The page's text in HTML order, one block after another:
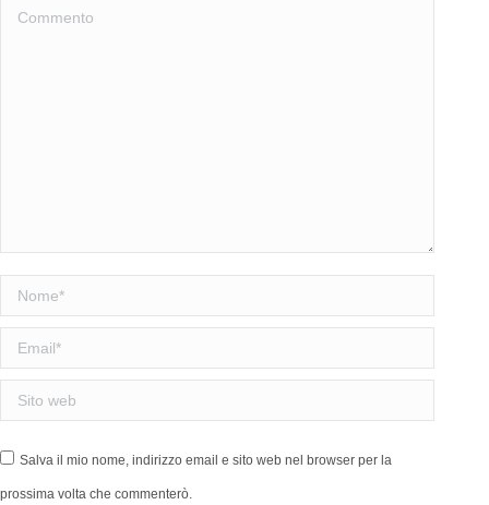
Commento
Nome *
Email *
Sito web
Salva il mio nome, indirizzo email e sito web nel browser per la
prossima volta che commenterò.